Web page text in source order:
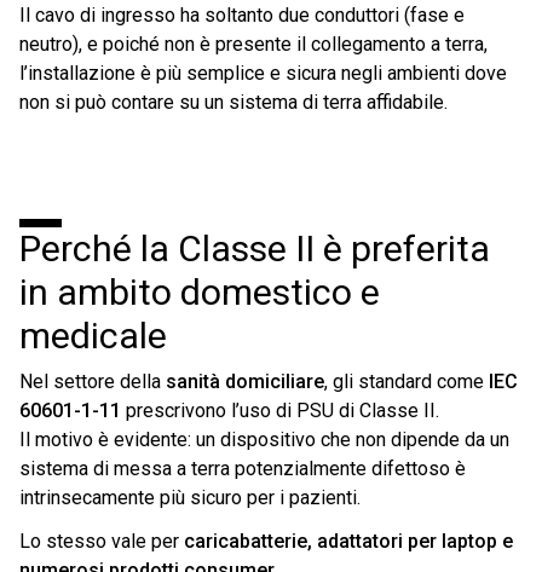
Il cavo di ingresso ha soltanto due conduttori (fase e
neutro), e poiché non è presente il collegamento a terra,
l’installazione è più semplice e sicura negli ambienti dove
non si può contare su un sistema di terra affidabile.
Perché la Classe II è preferita
in ambito domestico e
medicale
Nel settore della sanità domiciliare, gli standard come IEC
60601-1-11 prescrivono l’uso di PSU di Classe II.
Il motivo è evidente: un dispositivo che non dipende da un
sistema di messa a terra potenzialmente difettoso è
intrinsecamente più sicuro per i pazienti.
Lo stesso vale per caricabatterie, adattatori per laptop e